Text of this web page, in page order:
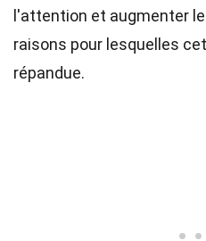
l'attention et augmenter
raisons pour lesquelles
répandue.